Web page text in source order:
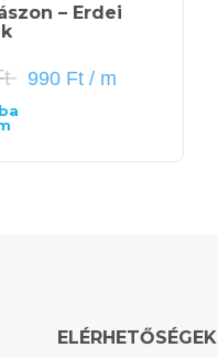
– Erdei
990 Ft / m
ELÉRHETŐSÉGEK